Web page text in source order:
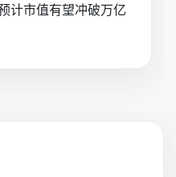
计市值有望冲破万亿